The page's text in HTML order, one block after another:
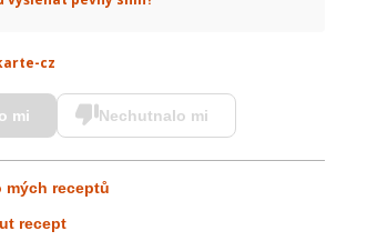
cz
mi Nechutnalo mi
mých receptů
recept